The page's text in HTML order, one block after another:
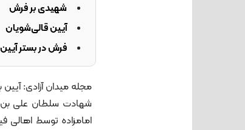
شهیدی بر فرش
آیین قالی‌شویان
فرش در بستر
مجله میدان آزادی:
امامزاده توسط